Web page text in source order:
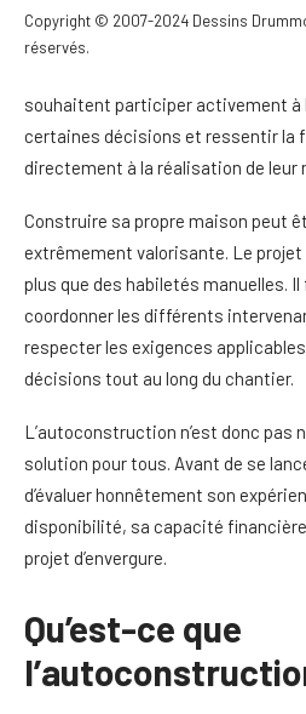
Copyright © 2007-2024 Dessins
réservés.
réparer presque tout de leurs
encore, l’autoconstruction — aussi
souhaitent participer activement à
certaines décisions et ressentir la
directement à la réalisation de leur
Construire sa propre maison peut
extrêmement valorisante. Le
plus que des habiletés manuelles.
coordonner les différents
respecter les exigences
décisions tout au long du chantier.
L’autoconstruction n’est donc pas
solution pour tous. Avant de se
d’évaluer honnêtement son
disponibilité, sa capacité
projet d’envergure.
Qu’est-ce que